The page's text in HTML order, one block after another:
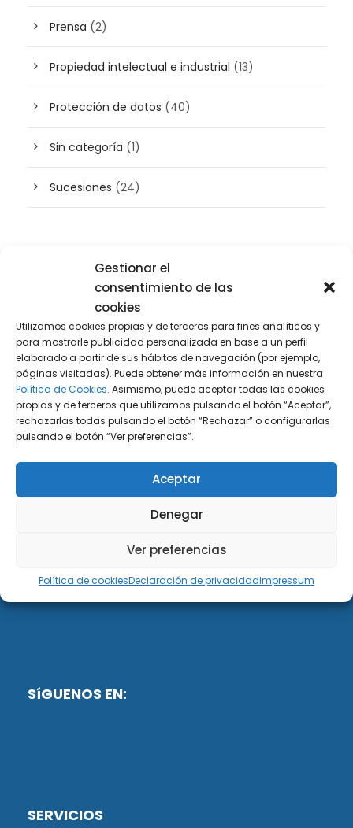
Gestionar el
consentimiento de las
cookies
Utilizamos cookies propias y de terceros para fines analíticos y
para mostrarle publicidad personalizada en base a un perfil
elaborado a partir de sus hábitos de navegación (por ejemplo,
páginas visitadas). Puede obtener más información en nuestra
Política de Cookies. Asimismo, puede aceptar todas las cookies
propias y de terceros que utilizamos pulsando el botón “Aceptar”,
rechazarlas todas pulsando el botón “Rechazar” o configurarlas
pulsando el botón “Ver preferencias”.
Aceptar
Denegar
Ver preferencias
Política de cookiesDeclaración de privacidadImpressum
Prensa (2)
Propiedad intelectual e industrial (13)
Protección de datos (40)
Sin categoría (1)
Sucesiones (24)
Buscador de artículos
DiG ABOGADOS
DiG Abogados es un despacho de abogados
multidisciplinar especializado en las materias de
fiscalidad y mercantil. Llevamos más de 50 años al
SíGUENOS EN:
SERVICIOS